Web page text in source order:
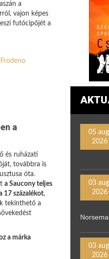
a
vajon képes
futócipőjét a
Frodeno
a
és ruházati
továbbra is
óta.
a Saucony teljes
17 százalékot,
tekinthető a
a márka
05
2026
03
2026
03
2026